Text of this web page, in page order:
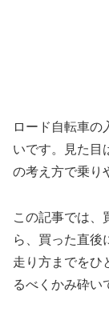
ロード自転車の
いです。見た目
の考え方で乗り
この記事では、
ら、買った直後
走り方までをひ
るべくかみ砕い